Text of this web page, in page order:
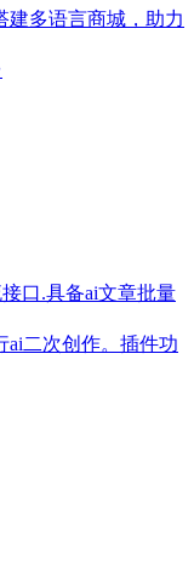
建多语言商城，助力
口.具备ai文章批量
ai二次创作。插件功